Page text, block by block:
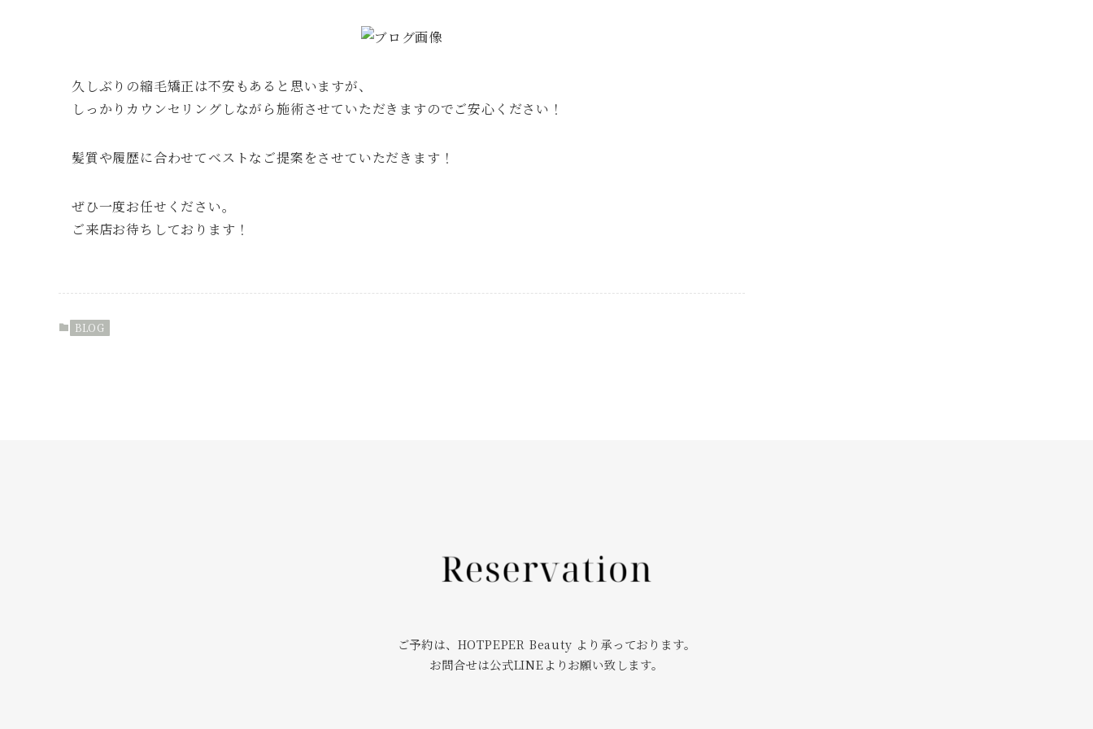
久しぶりの縮毛矯正は不安もあると思いますが、
しっかりカウンセリングしながら施術させていただきますのでご安心ください！
髪質や履歴に合わせてベストなご提案をさせていただきます！
ぜひ一度お任せください。
ご来店お待ちしております！
BLOG
ご予約は、HOTPEPER Beauty より承っております。
お問合せは公式LINEよりお願い致します。